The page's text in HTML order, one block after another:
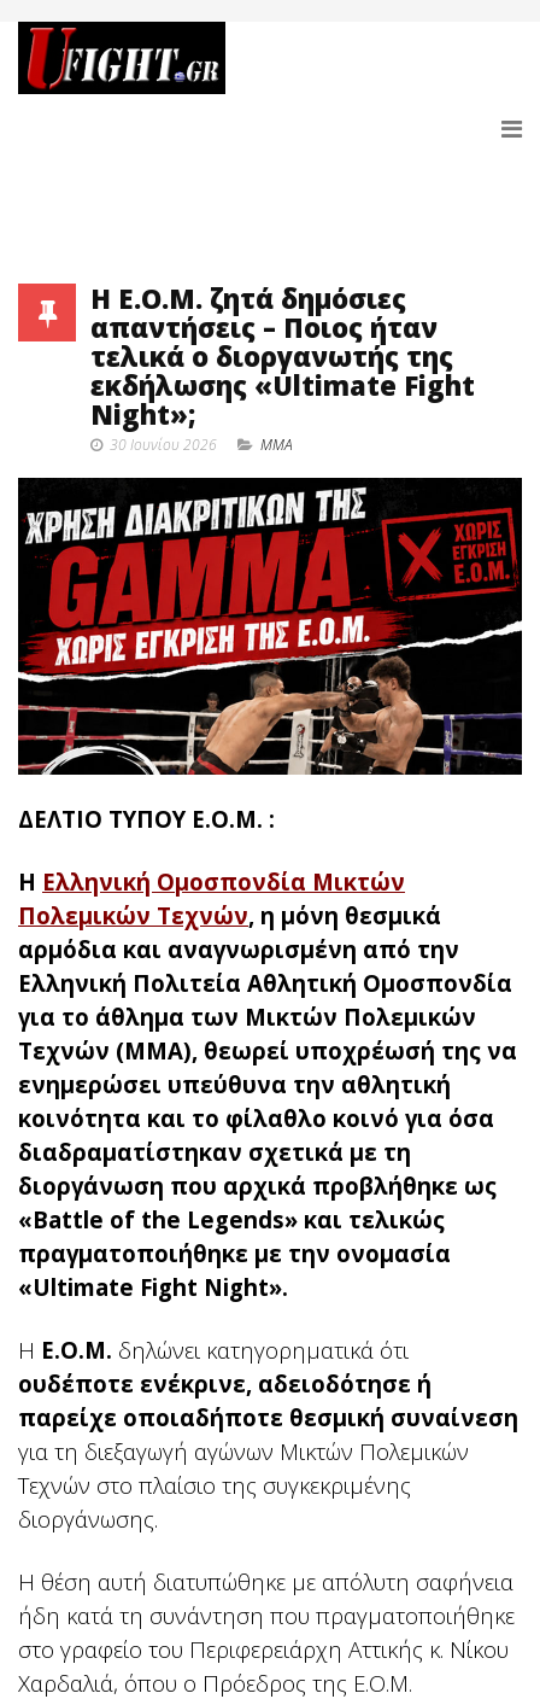
Η Ε.Ο.Μ. ζητά δημόσιες
απαντήσεις – Ποιος ήταν
τελικά ο διοργανωτής της
εκδήλωσης «Ultimate Fight
Night»;
30 Ιουνίου 2026 MMA
ΔΕΛΤΙΟ ΤΥΠΟΥ Ε.Ο.Μ. :
Η Ελληνική Ομοσπονδία Μικτών
Πολεμικών Τεχνών, η μόνη θεσμικά
αρμόδια και αναγνωρισμένη από την
Ελληνική Πολιτεία Αθλητική Ομοσπονδία
για το άθλημα των Μικτών Πολεμικών
Τεχνών (MMA), θεωρεί υποχρέωσή της να
ενημερώσει υπεύθυνα την αθλητική
κοινότητα και το φίλαθλο κοινό για όσα
διαδραματίστηκαν σχετικά με τη
διοργάνωση που αρχικά προβλήθηκε ως
«Battle of the Legends» και τελικώς
πραγματοποιήθηκε με την ονομασία
«Ultimate Fight Night».
Η Ε.Ο.Μ. δηλώνει κατηγορηματικά ότι
ουδέποτε ενέκρινε, αδειοδότησε ή
παρείχε οποιαδήποτε θεσμική συναίνεση
για τη διεξαγωγή αγώνων Μικτών Πολεμικών
Τεχνών στο πλαίσιο της συγκεκριμένης
διοργάνωσης.
Η θέση αυτή διατυπώθηκε με απόλυτη σαφήνεια
ήδη κατά τη συνάντηση που πραγματοποιήθηκε
στο γραφείο του Περιφερειάρχη Αττικής κ. Νίκου
Χαρδαλιά, όπου ο Πρόεδρος της Ε.Ο.Μ.